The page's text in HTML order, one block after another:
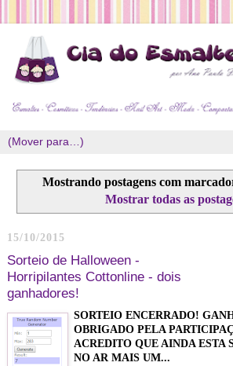
Mostrando postagens com
Mostrar todas as
15/10/2015
Sorteio de Halloween -
Horripilantes Cottonline - dois
ganhadores!
SORTEIO ENCERRADO!
OBRIGADO PELA
ACREDITO QUE AINDA ESTA
NO AR MAIS UM...